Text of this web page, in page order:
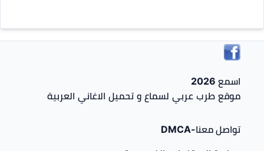
اسمع 2026
موقع طرب عربي لسماع و تحميل الاغاني العربية
تواصل معنا-DMCA